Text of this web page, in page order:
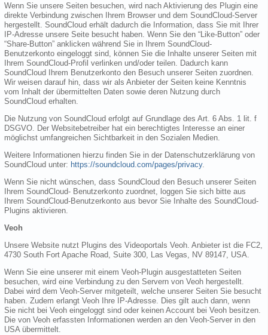
Wenn Sie unsere Seiten besuchen, wird nach Aktivierung des Plugin eine
direkte Verbindung zwischen Ihrem Browser und dem SoundCloud-Server
hergestellt. SoundCloud erhält dadurch die Information, dass Sie mit Ihrer
IP-Adresse unsere Seite besucht haben. Wenn Sie den “Like-Button” oder
“Share-Button” anklicken während Sie in Ihrem SoundCloud-
Benutzerkonto eingeloggt sind, können Sie die Inhalte unserer Seiten mit
Ihrem SoundCloud-Profil verlinken und/oder teilen. Dadurch kann
SoundCloud Ihrem Benutzerkonto den Besuch unserer Seiten zuordnen.
Wir weisen darauf hin, dass wir als Anbieter der Seiten keine Kenntnis
vom Inhalt der übermittelten Daten sowie deren Nutzung durch
SoundCloud erhalten.
Die Nutzung von SoundCloud erfolgt auf Grundlage des Art. 6 Abs. 1 lit. f
DSGVO. Der Websitebetreiber hat ein berechtigtes Interesse an einer
möglichst umfangreichen Sichtbarkeit in den Sozialen Medien.
Weitere Informationen hierzu finden Sie in der Datenschutzerklärung von
SoundCloud unter: https://soundcloud.com/pages/privacy.
Wenn Sie nicht wünschen, dass SoundCloud den Besuch unserer Seiten
Ihrem SoundCloud- Benutzerkonto zuordnet, loggen Sie sich bitte aus
Ihrem SoundCloud-Benutzerkonto aus bevor Sie Inhalte des SoundCloud-
Plugins aktivieren.
Veoh
Unsere Website nutzt Plugins des Videoportals Veoh. Anbieter ist die FC2,
4730 South Fort Apache Road, Suite 300, Las Vegas, NV 89147, USA.
Wenn Sie eine unserer mit einem Veoh-Plugin ausgestatteten Seiten
besuchen, wird eine Verbindung zu den Servern von Veoh hergestellt.
Dabei wird dem Veoh-Server mitgeteilt, welche unserer Seiten Sie besucht
haben. Zudem erlangt Veoh Ihre IP-Adresse. Dies gilt auch dann, wenn
Sie nicht bei Veoh eingeloggt sind oder keinen Account bei Veoh besitzen.
Die von Veoh erfassten Informationen werden an den Veoh-Server in den
USA übermittelt.